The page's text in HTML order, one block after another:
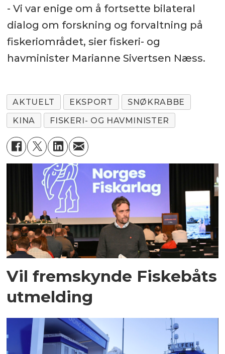
- Vi var enige om å fortsette bilateral
dialog om forskning og forvaltning på
fiskeriområdet, sier fiskeri- og
havminister Marianne Sivertsen Næss.
AKTUELT EKSPORT
SNØKRABBE
KINA
FISKERI- OG HAVMINISTER
Vil fremskynde Fiskebåts
utmelding